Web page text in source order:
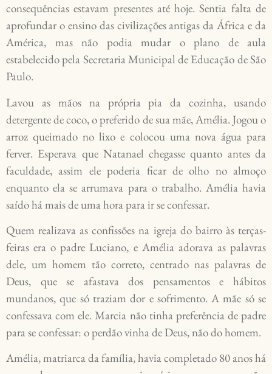
consequências estavam presentes até hoje. Sentia falta de
aprofundar o ensino das civilizações antigas da África e da
América, mas não podia mudar o plano de aula
estabelecido pela Secretaria Municipal de Educação de São
Paulo.
Lavou as mãos na própria pia da cozinha, usando
detergente de coco, o preferido de sua mãe, Amélia. Jogou o
arroz queimado no lixo e colocou uma nova água para
ferver. Esperava que Natanael chegasse quanto antes da
faculdade, assim ele poderia ficar de olho no almoço
enquanto ela se arrumava para o trabalho. Amélia havia
saído há mais de uma hora para ir se confessar.
Quem realizava as confissões na igreja do bairro às terças-
feiras era o padre Luciano, e Amélia adorava as palavras
dele, um homem tão correto, centrado nas palavras de
Deus, que se afastava dos pensamentos e hábitos
mundanos, que só traziam dor e sofrimento. A mãe só se
confessava com ele. Marcia não tinha preferência de padre
para se confessar: o perdão vinha de Deus, não do homem.
Amélia, matriarca da família, havia completado 80 anos há